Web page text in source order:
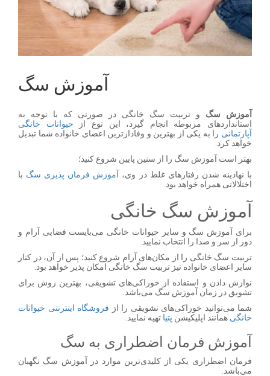
آموزش سگ
آموزش سگ
و تربیت سگ خانگی در صورتی که با توجه به
استانداردهای مربوطه انجام گیرد، این نوع از حیوانات خانگی
آپارتمانی را به یکی از بهترین و وفادارترین اعضای خانواده شما تبدیل
خواهد کرد.
بهتر است آموزش سگ را از سنین پایین شروع کنید؛
با نهادینه شدن رفتارهای غلط در وی، آموزش فرمان پذیری سگ با
اختلالاتی همراه خواهد بود.
آموزش سگ خانگی
برای آموزش سگ و سایر حیوانات خانگی می‌بایست فضایی آرام و
دور از سر و صدا را انتخاب نمایید.
تربیت سگ خانگی را از مکان‌های آرام شروع کنید؛ پس از آن، در کنار
سایر اعضای خانواده نیز تربیت سگ خانگی امکان پذیر خواهد بود.
نوازش دادن و استفاده از خوراکی‌های تشویقی، بهترین روش برای
تشویق در زمان آموزش سگ می‌باشد.
شما می‌توانید خوراکی‌های تشویقی را از فروشگاه اینترنتی حیوانات
خانگی همانند اپلیکیشن پتیا تهیه نمایید.
آموزش فرمان اضطراری به سگ
فرمان اضطراری یکی از کلیدی‌ترین موارد در آموزش سگ نگهبان
می‌باشد.